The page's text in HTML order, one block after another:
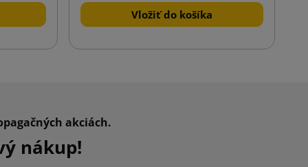
Vložiť do košíka
akciách.
nákup!